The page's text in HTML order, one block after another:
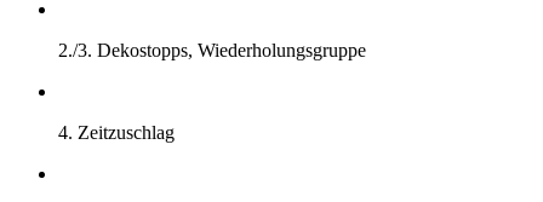
2./3. Dekostopps, Wiederholungsgruppe
4. Zeitzuschlag